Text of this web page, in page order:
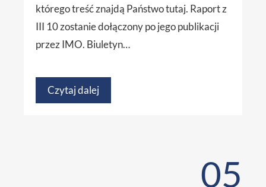
którego treść znajdą Państwo tutaj. Raport z
III 10 zostanie dołączony po jego publikacji
przez IMO. Biuletyn…
Czytaj dalej
05